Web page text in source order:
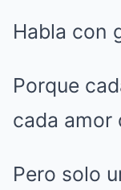
Habla con
Porque
cada amor
Pero solo